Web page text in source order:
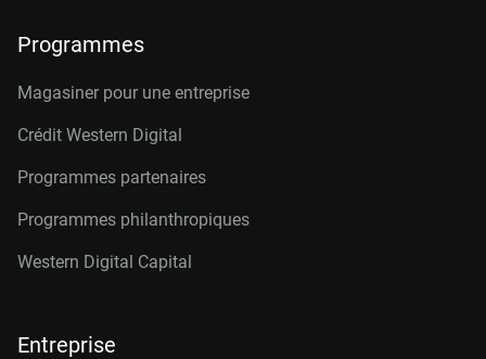
Programmes
Magasiner pour une entreprise
Crédit Western Digital
Programmes partenaires
Programmes philanthropiques
Western Digital Capital
Entreprise